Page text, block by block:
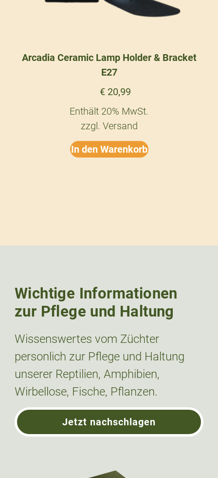
Arcadia Ceramic Lamp Holder & Bracket
E27
€20,99
Enthält 20% MwSt.
zzgl. Versand
In den Warenkorb
Wichtige Informationen
zur Pflege und Haltung
Wissenswertes vom Züchter
personlich zur Pflege und Haltung
unserer Reptilien, Amphibien,
Wirbellose, Fische, Pflanzen.
Jetzt nachschlagen